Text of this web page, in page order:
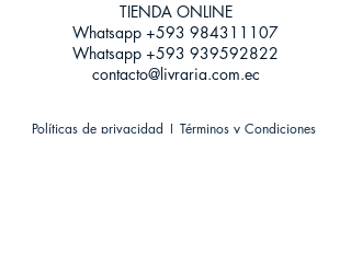
TIENDA ONLINE​
Whatsapp +593 984311107
Whatsapp +593 939592822
contacto@livraria.com.ec
Políticas de privacidad | Términos y Condiciones